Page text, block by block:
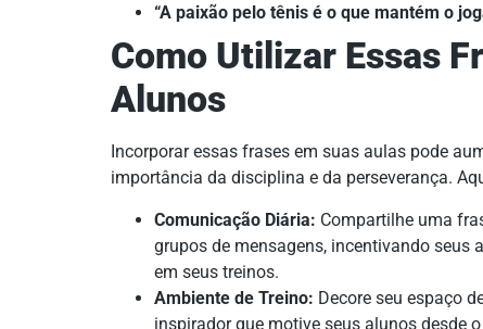
“A paixão pelo tênis é o que mantém o
Como Utilizar Essas
Alunos
Incorporar essas frases em suas aulas pode
importância da disciplina e da perseverança.
Comunicação Diária: Compartilhe uma
grupos de mensagens, incentivando seus
em seus treinos.
Ambiente de Treino: Decore seu espaço
inspirador que motive seus alunos desde